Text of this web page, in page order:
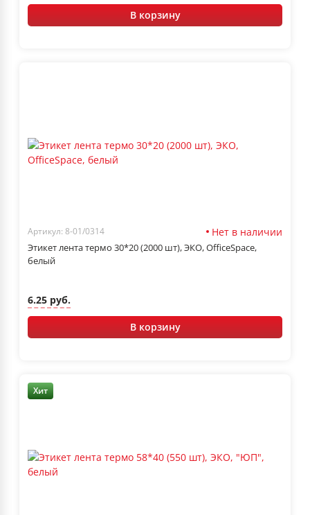
В корзину
Артикул: 8-01/0314 Нет в наличии
Этикет лента термо 30*20 (2000 шт), ЭКО, OfficeSpace,
белый
6.25 руб.
В корзину
Хит